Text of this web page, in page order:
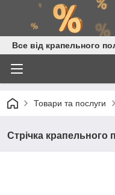
Все від крапельного
Товари та послуги
Стрічка крапельного